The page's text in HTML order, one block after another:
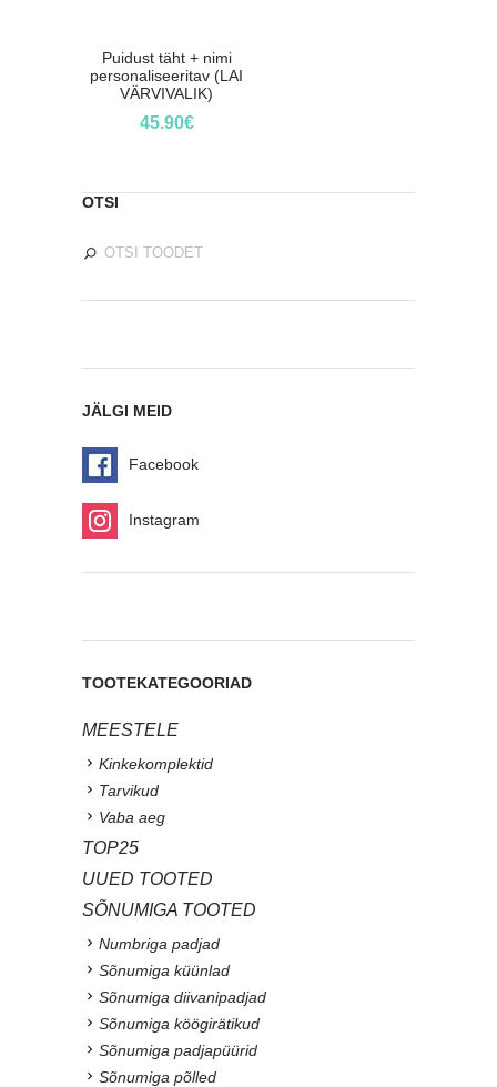
Puidust täht + nimi
personaliseeritav (LAI
VÄRVIVALIK)
45.90€
OTSI
JÄLGI MEID
Facebook
Instagram
TOOTEKATEGOORIAD
MEESTELE
Kinkekomplektid
Tarvikud
Vaba aeg
TOP25
UUED TOOTED
SÕNUMIGA TOOTED
Numbriga padjad
Sõnumiga küünlad
Sõnumiga diivanipadjad
Sõnumiga köögirätikud
Sõnumiga padjapüürid
Sõnumiga põlled